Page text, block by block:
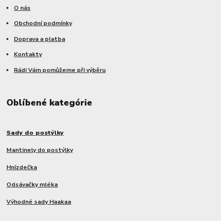
O nás
Obchodní podmínky
Doprava a platba
Kontakty
Rádi Vám pomůžeme při výběru
Oblíbené kategórie
Sady do postýlky
Mantinely do postýlky
Hnízdečka
Odsávačky mléka
Výhodné sady Haakaa